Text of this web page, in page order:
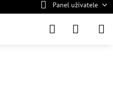
Panel uživatele